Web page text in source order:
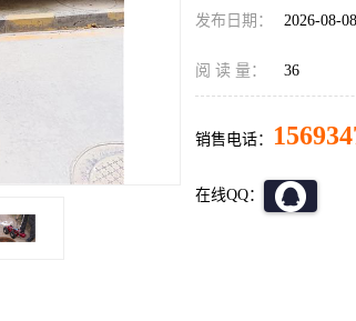
发布日期： 2026-08-08
阅 读 量： 36
销售电话：
在线QQ：